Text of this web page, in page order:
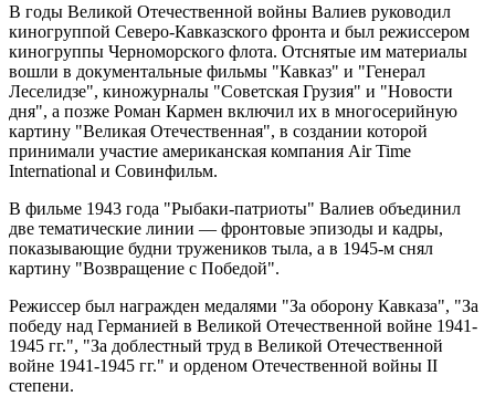
В годы Великой Отечественной войны Валиев руководил
киногруппой Северо-Кавказского фронта и был режиссером
киногруппы Черноморского флота. Отснятые им материалы
вошли в документальные фильмы "Кавказ" и "Генерал
Леселидзе", киножурналы "Советская Грузия" и "Новости
дня", а позже Роман Кармен включил их в многосерийную
картину "Великая Отечественная", в создании которой
принимали участие американская компания Air Time
International и Совинфильм.
В фильме 1943 года "Рыбаки-патриоты" Валиев объединил
две тематические линии — фронтовые эпизоды и кадры,
показывающие будни тружеников тыла, а в 1945-м снял
картину "Возвращение с Победой".
Режиссер был награжден медалями "За оборону Кавказа", "За
победу над Германией в Великой Отечественной войне 1941-
1945 гг.", "За доблестный труд в Великой Отечественной
войне 1941-1945 гг." и орденом Отечественной войны II
степени.